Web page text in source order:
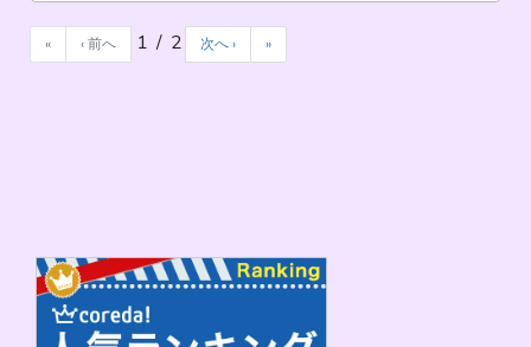
« ‹ 前へ 1 / 2 次へ › »